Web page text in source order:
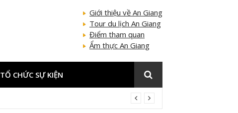
Giới thiệu về An Giang
Tour du lịch An Giang
Điểm tham quan
Ẩm thực An Giang
TỔ CHỨC SỰ KIỆN